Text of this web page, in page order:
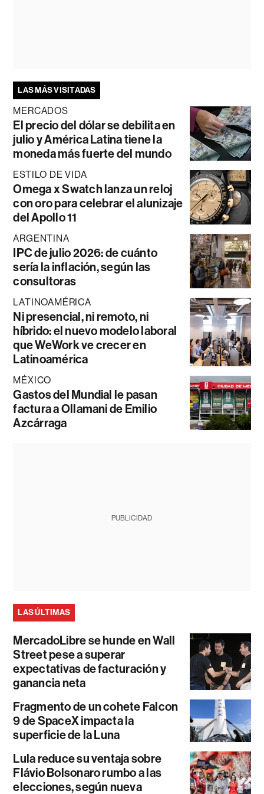
LAS MÁS VISITADAS
MERCADOS
El precio del dólar se debilita en
julio y América Latina tiene la
moneda más fuerte del mundo
ESTILO DE VIDA
Omega x Swatch lanza un reloj
con oro para celebrar el alunizaje
del Apollo 11
ARGENTINA
IPC de julio 2026: de cuánto
sería la inflación, según las
consultoras
LATINOAMÉRICA
Ni presencial, ni remoto, ni
híbrido: el nuevo modelo laboral
que WeWork ve crecer en
Latinoamérica
MÉXICO
Gastos del Mundial le pasan
factura a Ollamani de Emilio
Azcárraga
PUBLICIDAD
LAS ÚLTIMAS
MercadoLibre se hunde en Wall
Street pese a superar
expectativas de facturación y
ganancia neta
Fragmento de un cohete Falcon
9 de SpaceX impacta la
superficie de la Luna
Lula reduce su ventaja sobre
Flávio Bolsonaro rumbo a las
elecciones, según nueva